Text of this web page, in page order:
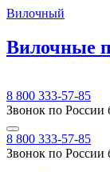
Вилочный
Вилочные
8 800 333-57-85
Звонок по России
8 800 333-57-85
Звонок по России